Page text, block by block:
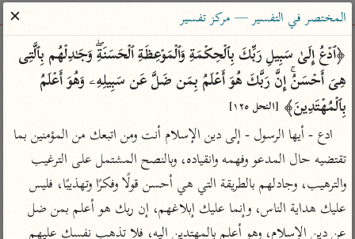
ساهم معنا في نشر القرآن والعلم الشرعي
الباحث القرآني
بحث تفسير علوم مصاحف معاجم
Type 2 or more characters for results.
Type 1 or more
characters for results.
أمّهات
تفسير الطبري
عامّة
فتح البيان للقنوجي
معاصرة
الميسر
المختصر في التفسير — مركز تفسير
✕
بِٱلۡمُهۡتَدِینَ﴾ [النحل ١٢٥]